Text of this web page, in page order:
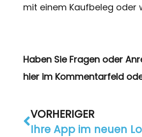
mit einem Kaufbeleg oder
Haben Sie Fragen oder
hier im Kommentarfeld
VORHERIGER